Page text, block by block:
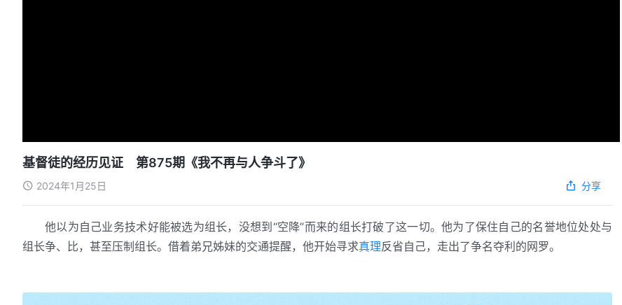
基督徒的经历见证 第875期《我不再与人争斗了》
2024年1月25日 分享
他以为自己业务技术好能被选为组长，没想到“空降”而来的组长打破了这一切。他为了保住自己的名誉地位处处与
组长争、比，甚至压制组长。借着弟兄姊妹的交通提醒，他开始寻求真理反省自己，走出了争名夺利的网罗。